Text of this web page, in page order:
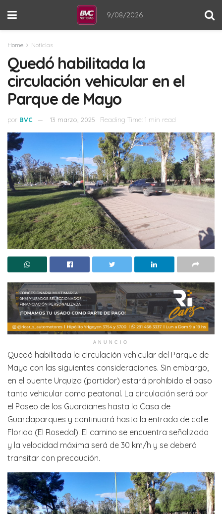
9/08/2026
Home Noticias
Quedó habilitada la
circulación vehicular en el
Parque de Mayo
por BVC 13 marzo, 2025 Reading Time: 1 min read
ANUNCIO
Quedó habilitada la circulación vehicular del Parque de
Mayo con las siguientes consideraciones. Sin embargo,
en el puente Urquiza (partidor) estará prohibido el paso
tanto vehicular como peatonal. La circulación será por
el Paseo de los Guardianes hasta la Casa de
Guardaparques y continuará hasta la entrada de calle
Florida (El Rosedal). El camino se encuentra señalizado
y la velocidad máxima será de 30 km/h y se deberá
transitar con precaución.